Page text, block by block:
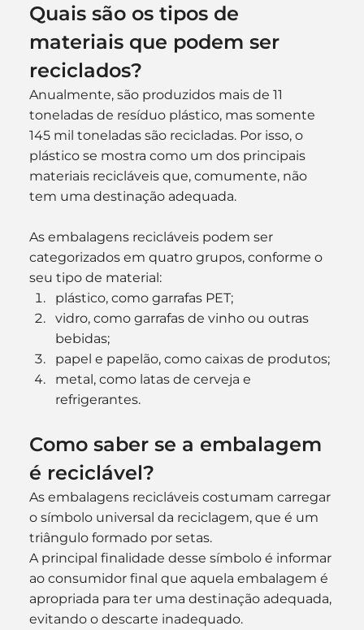
Quais são os tipos de
materiais que podem ser
reciclados?
Anualmente, são produzidos mais de 11
toneladas de resíduo plástico, mas somente
145 mil toneladas são recicladas. Por isso, o
plástico se mostra como um dos principais
materiais recicláveis que, comumente, não
tem uma destinação adequada.
As embalagens recicláveis podem ser
categorizados em quatro grupos, conforme o
seu tipo de material:
plástico, como garrafas PET;
vidro, como garrafas de vinho ou outras
bebidas;
papel e papelão, como caixas de produtos;
metal, como latas de cerveja e
refrigerantes.
Como saber se a embalagem
é reciclável?
As embalagens recicláveis costumam carregar
o símbolo universal da reciclagem, que é um
triângulo formado por setas.
A principal finalidade desse símbolo é informar
ao consumidor final que aquela embalagem é
apropriada para ter uma destinação adequada,
evitando o descarte inadequado.